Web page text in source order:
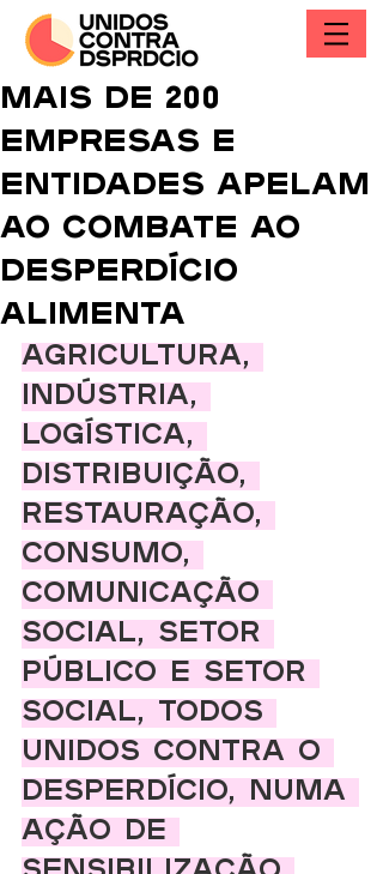
Mais de 200
empresas e
entidades apelam
ao combate ao
desperdício
alimenta
Agricultura,
indústria,
logística,
distribuição,
restauração,
consumo,
comunicação
social, setor
público e setor
social, todos
unidos contra o
desperdício, numa
ação de